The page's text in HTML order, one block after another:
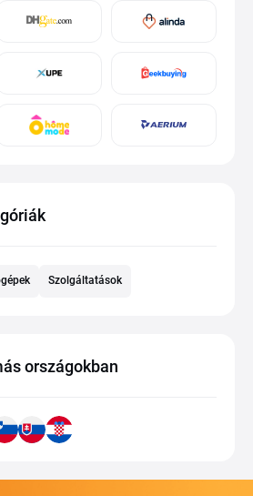
Szolgáltatások
országokban